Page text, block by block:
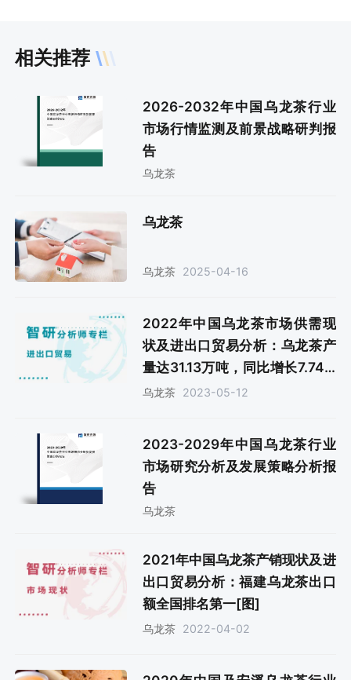
相关推荐
2026-2032年中国乌龙茶行业
市场行情监测及前景战略研判报
告
乌龙茶
乌龙茶
乌龙茶 2025-04-16
2022年中国乌龙茶市场供需现
状及进出口贸易分析：乌龙茶产
量达31.13万吨，同比增长7.74%
[图]
乌龙茶 2023-05-12
2023-2029年中国乌龙茶行业
市场研究分析及发展策略分析报
告
乌龙茶
2021年中国乌龙茶产销现状及进
出口贸易分析：福建乌龙茶出口
额全国排名第一[图]
乌龙茶 2022-04-02